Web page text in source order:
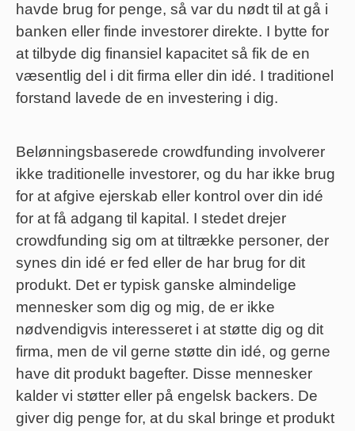
havde brug for penge, så var du nødt til at gå i
banken eller finde investorer direkte. I bytte for
at tilbyde dig finansiel kapacitet så fik de en
væsentlig del i dit firma eller din idé. I traditionel
forstand lavede de en investering i dig.
Belønningsbaserede crowdfunding involverer
ikke traditionelle investorer, og du har ikke brug
for at afgive ejerskab eller kontrol over din idé
for at få adgang til kapital. I stedet drejer
crowdfunding sig om at tiltrække personer, der
synes din idé er fed eller de har brug for dit
produkt. Det er typisk ganske almindelige
mennesker som dig og mig, de er ikke
nødvendigvis interesseret i at støtte dig og dit
firma, men de vil gerne støtte din idé, og gerne
have dit produkt bagefter. Disse mennesker
kalder vi støtter eller på engelsk backers. De
giver dig penge for, at du skal bringe et produkt